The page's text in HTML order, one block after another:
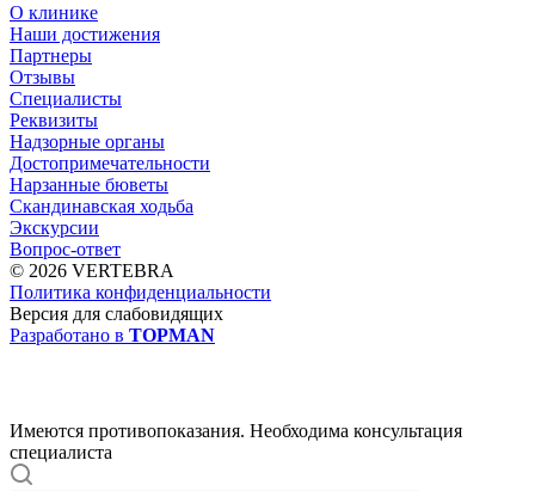
О клинике
Наши достижения
Партнеры
Отзывы
Специалисты
Реквизиты
Надзорные органы
Достопримечательности
Нарзанные бюветы
Скандинавская ходьба
Экскурсии
Вопрос-ответ
© 2026 VERTEBRA
Политика конфиденциальности
Версия для слабовидящих
Разработано в TOPMAN
Имеются противопоказания. Необходима консультация
специалиста